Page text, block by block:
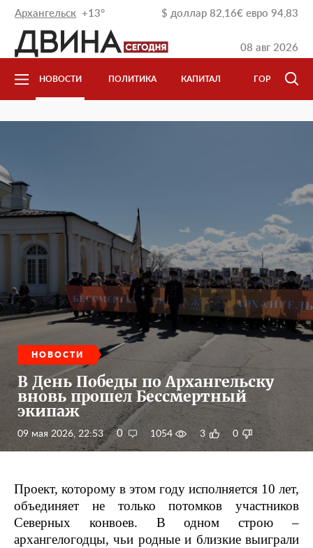
08 авг 2026
$ доллар 82,16€ евро 94,83
Архангельск +13°
НОВОСТИ ПОЛИТИКА КАПИТАЛ ГОРОД
НОВОСТИ
В День Победы по Архангельску
вновь прошел Бессмертный
экипаж
09 мая 2026, 22:53 0 1054 3 0
Проект, которому в этом году исполняется 10 лет,
объединяет не только потомков участников
Северных конвоев. В одном строю –
архангелогодцы, чьи родные и близкие выиграли